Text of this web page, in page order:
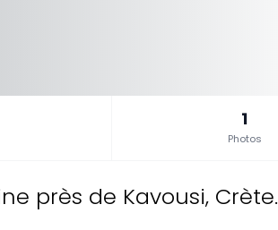
1
Photos
près de Kavousi, Crète.